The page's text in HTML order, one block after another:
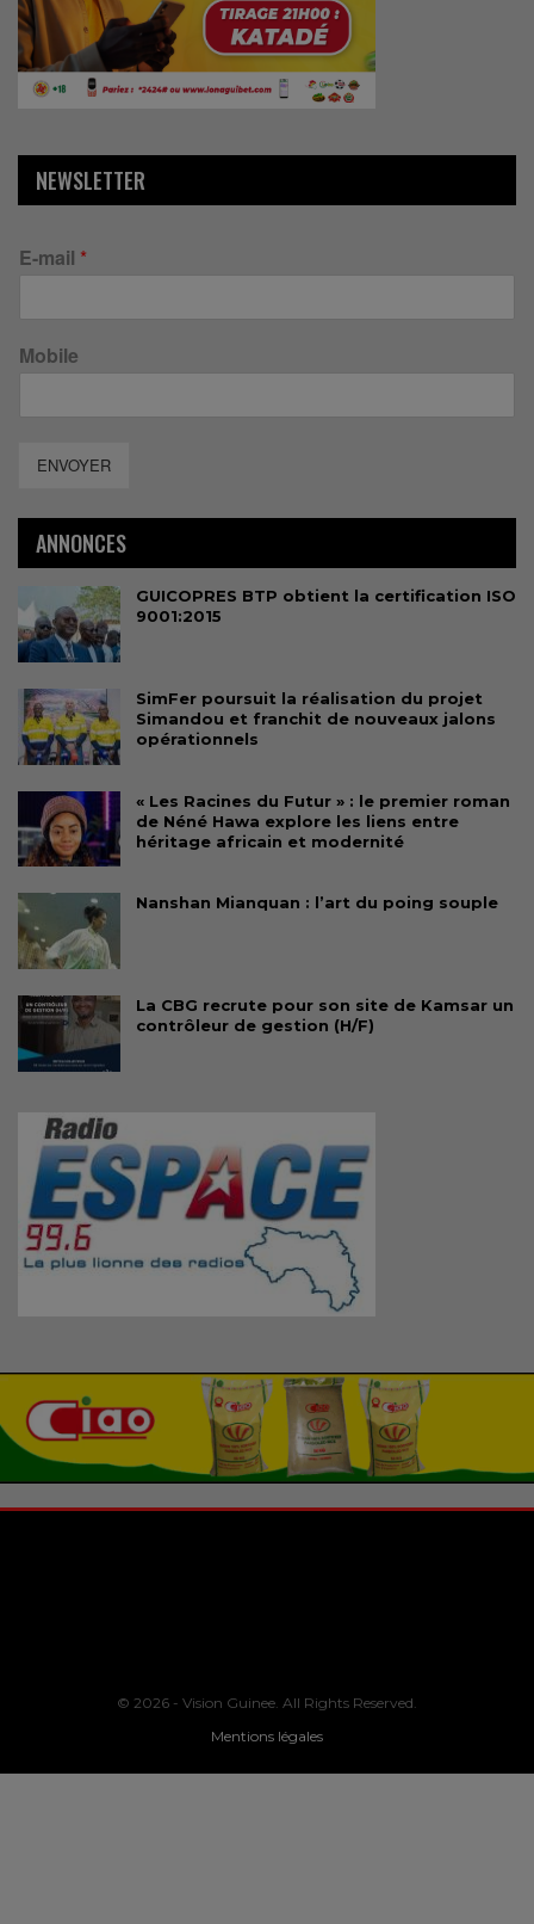
NEWSLETTER
E-mail *
Mobile
ENVOYER
ANNONCES
GUICOPRES BTP obtient la certification ISO
9001:2015
SimFer poursuit la réalisation du projet
Simandou et franchit de nouveaux jalons
opérationnels
« Les Racines du Futur » : le premier roman
de Néné Hawa explore les liens entre
héritage africain et modernité
Nanshan Mianquan : l’art du poing souple
La CBG recrute pour son site de Kamsar un
contrôleur de gestion (H/F)
© 2026 - Vision Guinee. All Rights Reserved.
Mentions légales